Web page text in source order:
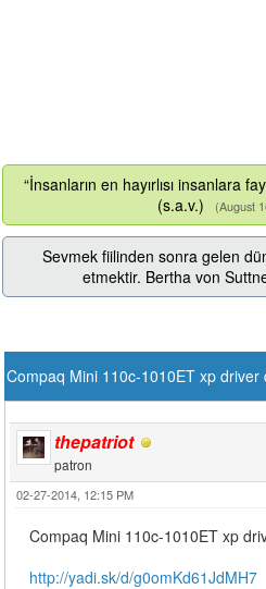
“İnsanların en hayırlısı insanlara
(s.a.v.)
(August
Sevmek fiilinden sonra gelen
etmektir. Bertha von
Compaq Mini 110c-1010ET xp driver
thepatriot
patron
02-27-2014, 12:15 PM
Compaq Mini 110c-1010ET xp
http://yadi.sk/d/g0omKd61JdMH7